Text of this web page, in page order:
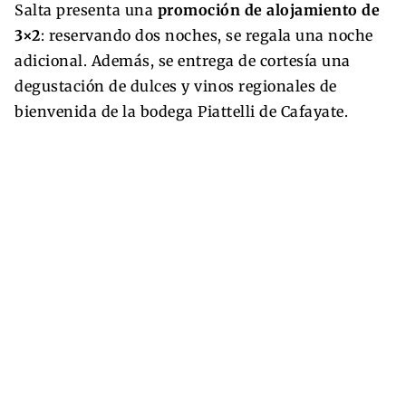
Salta presenta una promoción de alojamiento de
3×2: reservando dos noches, se regala una noche
adicional. Además, se entrega de cortesía una
degustación de dulces y vinos regionales de
bienvenida de la bodega Piattelli de Cafayate.